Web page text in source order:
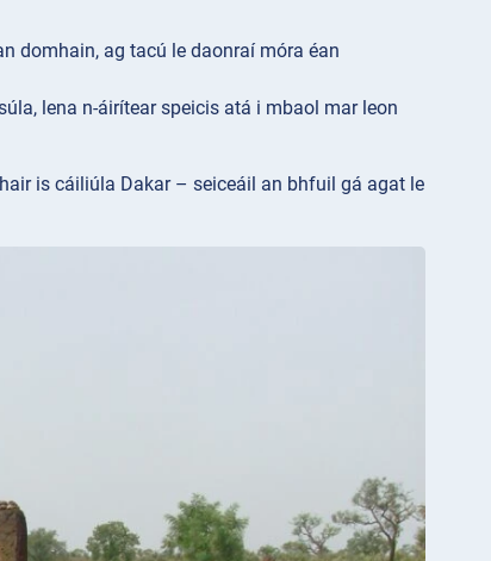
domhain, ag tacú le daonraí móra éan
lena n-áirítear speicis atá i mbaol mar leon
is cáiliúla Dakar – seiceáil an bhfuil gá agat le